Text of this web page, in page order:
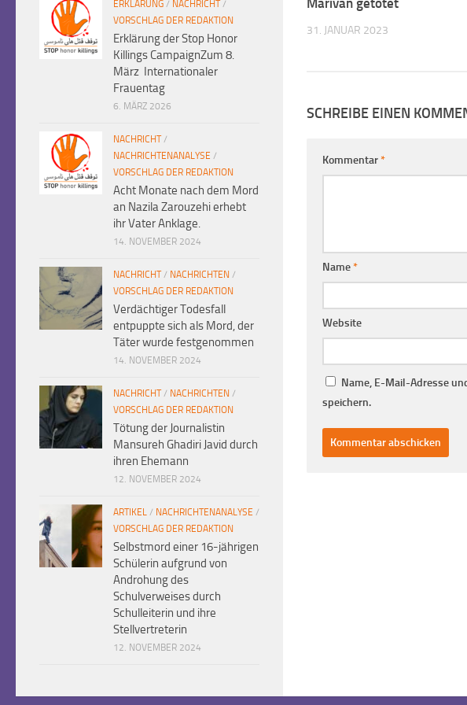
Marivan getötet
31. JANUAR 2023
SCHREIBE EINEN
Kommentar*
Name*
Website
Name, E-Mail-Adresse
speichern.
ERKLÄRUNG / NACHRICHT/
VORSCHLAG DER REDAKTION
Erklärung der Stop Honor
Killings CampaignZum 8.
März Internationaler
Frauentag
6. MÄRZ 2026
NACHRICHT/
NACHRICHTENANALYSE /
VORSCHLAG DER REDAKTION
Acht Monate nach dem Mord
an Nazila Zarouzehi erhebt
ihr Vater Anklage.
14. NOVEMBER 2024
NACHRICHT/ NACHRICHTEN /
VORSCHLAG DER REDAKTION
Verdächtiger Todesfall
entpuppte sich als Mord, der
Täter wurde festgenommen
14. NOVEMBER 2024
NACHRICHT/ NACHRICHTEN /
VORSCHLAG DER REDAKTION
Tötung der Journalistin
Mansureh Ghadiri Javid durch
ihren Ehemann
12. NOVEMBER 2024
ARTIKEL / NACHRICHTENANALYSE /
VORSCHLAG DER REDAKTION
Selbstmord einer 16-jährigen
Schülerin aufgrund von
Androhung des
Schulverweises durch
Schulleiterin und ihre
Stellvertreterin
12. NOVEMBER 2024